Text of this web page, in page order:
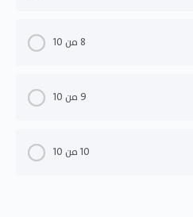
8 من 10
9 من 10
10 من 10